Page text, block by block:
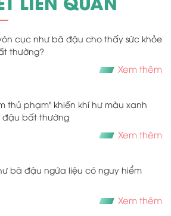
cục như bã đậu cho thấy sức khỏe
thường?
Xem thêm
thủ phạm" khiến khí hư màu xanh
đậu bất thường
Xem thêm
bã đậu ngứa liệu có nguy hiểm
Xem thêm